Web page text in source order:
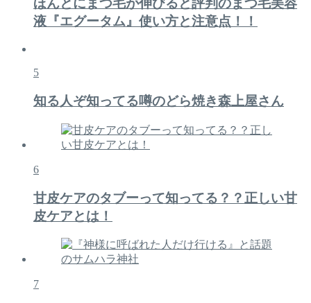
液『エグータム』使い方と注意点！！
5
知る人ぞ知ってる噂のどら焼き森上屋さん
6
甘皮ケアのタブーって知ってる？？正しい甘
皮ケアとは！
7